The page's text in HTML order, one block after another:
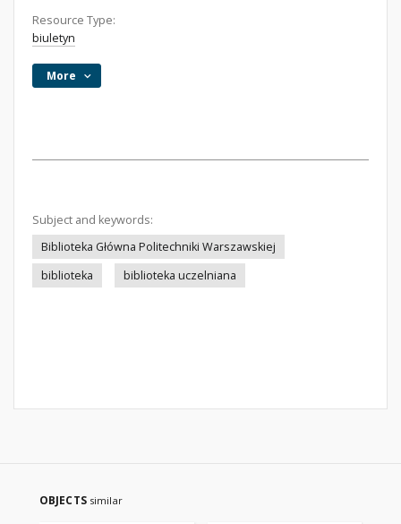
Resource Type:
biuletyn
More
Subject and keywords:
Biblioteka Główna Politechniki Warszawskiej
biblioteka
biblioteka uczelniana
OBJECTS similar